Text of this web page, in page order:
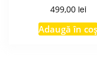
499,00 lei
Adaugă în coș